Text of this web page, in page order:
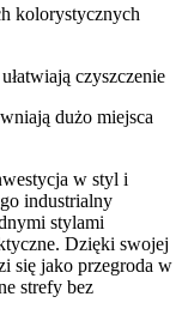
kolorystycznych
czyszczenie
dużo miejsca
w styl i
industrialny
stylami
Dzięki swojej
się jako przegroda w
strefy bez